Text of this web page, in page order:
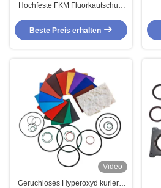
Hochfeste FKM Fluorkautschuk-
Automobil- und Luft- und
Raumfahrtanwendungen
Beste Preis erhalten
Video
Geruchloses Hyperoxyd kurierte